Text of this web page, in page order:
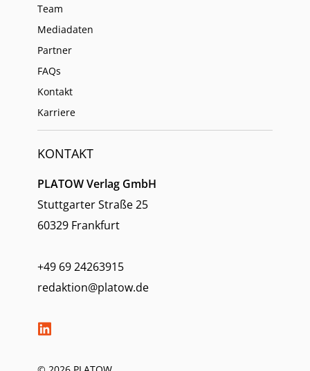
Team
Mediadaten
Partner
FAQs
Kontakt
Karriere
KONTAKT
PLATOW Verlag GmbH
Stuttgarter Straße 25
60329 Frankfurt
+49 69 24263915
redaktion@platow.de